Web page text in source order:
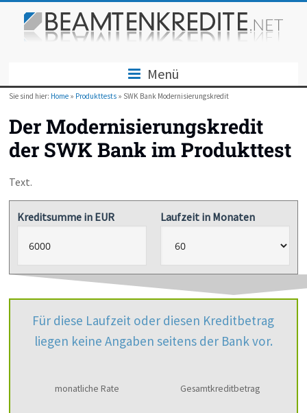
Menü
Sie sind hier: Home » Produkttests » SWK Bank Modernisierungskredit
Der Modernisierungskredit
der SWK Bank im Produkttest
Text.
Kreditsumme in EUR Laufzeit in Monaten
Für diese Laufzeit oder diesen Kreditbetrag
liegen keine Angaben seitens der Bank vor.
monatliche Rate Gesamtkreditbetrag